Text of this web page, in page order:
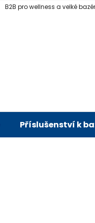
B2B pro wellness a velké
Příslušenství k